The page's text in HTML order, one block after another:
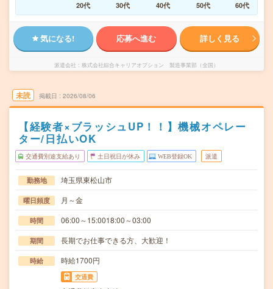
20代
30代 40代 50代 60代
気になる! 応募へ進む 詳しく見る
派遣会社 株式会社綜合キャリアオプション 製造事業部（全国）
未読 掲載日 2026/08/06
【経験者×ブラッシュUP！！】機械オペレー
ター/日払いOK
交通費別途支給あり 土日祝日が休み WEB登録OK 派遣
勤務地 埼玉県東松山市
曜日頻度 月～金
時間 06:00～15:0018:00～03:00
期間 長期でお仕事できる方、大歓迎！
時給 時給1700円
交通費